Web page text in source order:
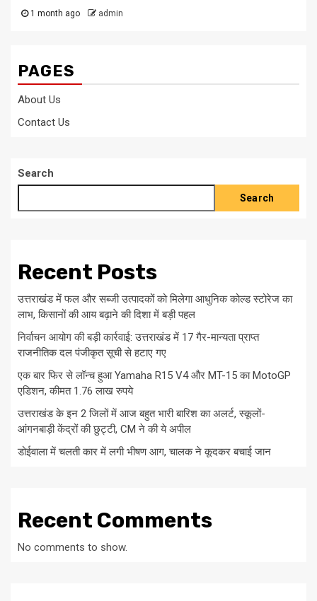
1 month ago admin
PAGES
About Us
Contact Us
Search
Search
Recent Posts
उत्तराखंड में फल और सब्जी उत्पादकों को मिलेगा आधुनिक कोल्ड स्टोरेज का
लाभ, किसानों की आय बढ़ाने की दिशा में बड़ी पहल
निर्वाचन आयोग की बड़ी कार्रवाई: उत्तराखंड में 17 गैर-मान्यता प्राप्त
राजनीतिक दल पंजीकृत सूची से हटाए गए
एक बार फिर से लॉन्च हुआ Yamaha R15 V4 और MT-15 का MotoGP
एडिशन, कीमत 1.76 लाख रुपये
उत्तराखंड के इन 2 जिलों में आज बहुत भारी बारिश का अलर्ट, स्कूलों-
आंगनबाड़ी केंद्रों की छुट्टी, CM ने की ये अपील
डोईवाला में चलती कार में लगी भीषण आग, चालक ने कूदकर बचाई जान
Recent Comments
No comments to show.